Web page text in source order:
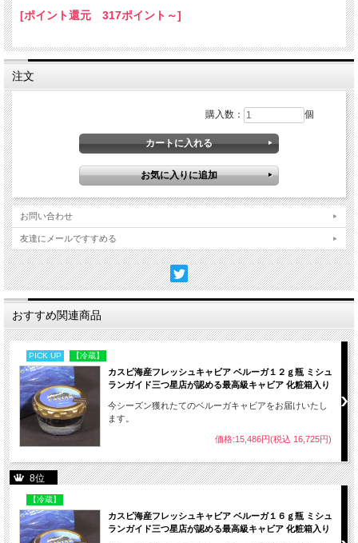
[ポイント還元 317ポイント～]
注文
購入数： 個
お問い合わせ
友達にメールですすめる
おすすめ関連商品
PICK UP 【冷蔵】
カスピ海産フレッシュキャビア ベルーガ１２ｇ瓶 ミシュ
ランガイド三つ星店が認める最高級キャビア 化粧箱入り
今シーズン獲れたてのベルーガキャビアをお届けいたし
ます。
価格:15,486円(税込 16,725円)
8位
【冷蔵】
カスピ海産フレッシュキャビア ベルーガ１６ｇ瓶 ミシュ
ランガイド三つ星店が認める最高級キャビア 化粧箱入り